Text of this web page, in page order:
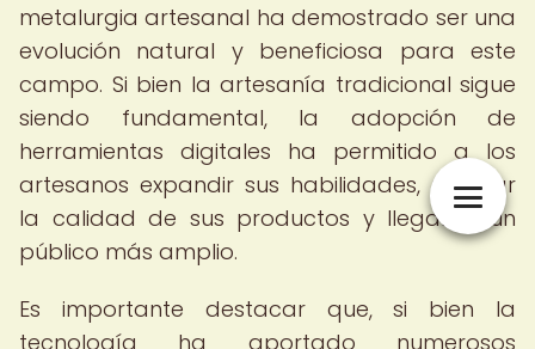
metalurgia artesanal ha demostrado ser una
evolución natural y beneficiosa para este
campo. Si bien la artesanía tradicional sigue
siendo fundamental, la adopción de
herramientas digitales ha permitido a los
artesanos expandir sus habilidades, mejorar
la calidad de sus productos y llegar a un
público más amplio.
Es importante destacar que, si bien la
tecnología ha aportado numerosos